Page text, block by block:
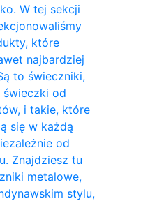
W tej sekcji
które
najbardziej
to świeczniki,
świeczki od
i takie, które
się w każdą
od
Znajdziesz tu
metalowe,
stylu,